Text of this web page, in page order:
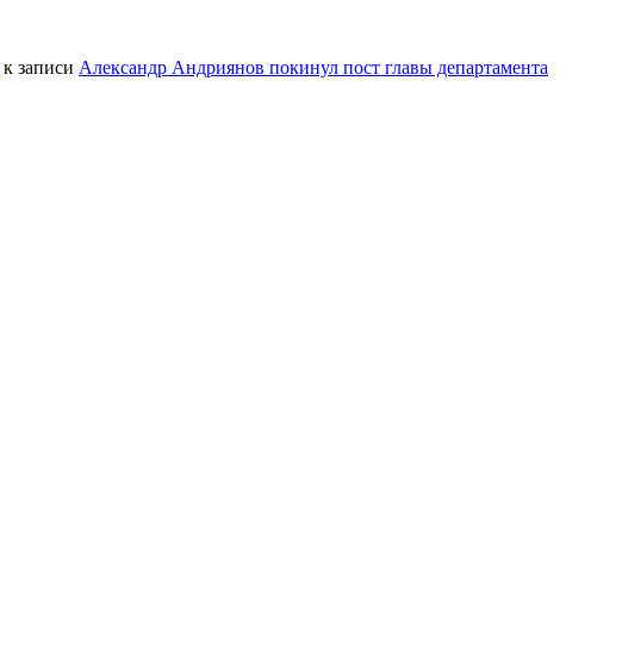
к записи Александр Андриянов покинул пост главы департамента